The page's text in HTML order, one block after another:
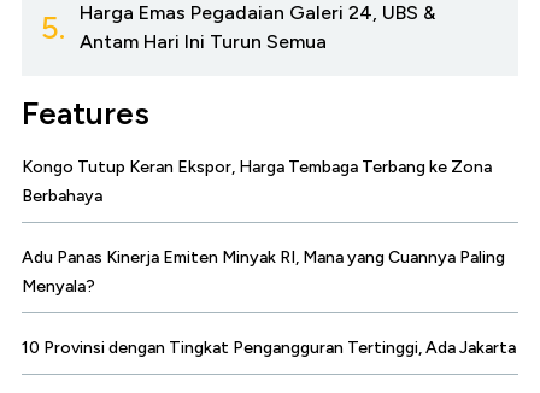
5.
Harga Emas Pegadaian Galeri 24, UBS &
Antam Hari Ini Turun Semua
Features
Kongo Tutup Keran Ekspor, Harga Tembaga Terbang ke Zona
Berbahaya
Adu Panas Kinerja Emiten Minyak RI, Mana yang Cuannya Paling
Menyala?
10 Provinsi dengan Tingkat Pengangguran Tertinggi, Ada Jakarta